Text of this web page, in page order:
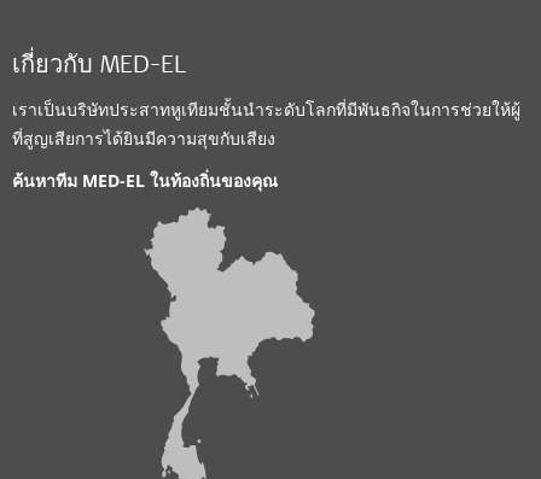
เกี่ยวกับ MED-EL
เราเป็นบริษัทประสาทหูเทียมชั้นนำระดับโลกที่มีพันธกิจในการช่วยให้ผู้
ที่สูญเสียการได้ยินมีความสุขกับเสียง
ค้นหาทีม MED-EL ในท้องถิ่นของคุณ